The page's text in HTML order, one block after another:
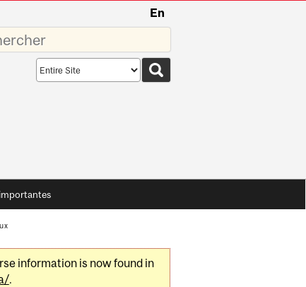
En
Search
scope
information is now found in
.